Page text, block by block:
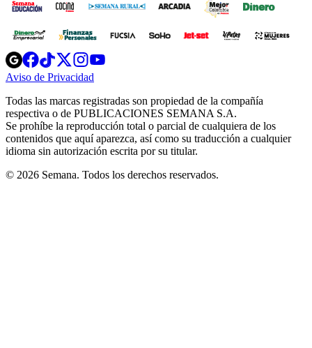
Opens
in
new
Opens
in
new
Opens
in
new
window
Opens
new
windowwindow
Aviso de Privacidad
new
window
Todas las marcas registradas son propiedad de la compañía
respectiva o de PUBLICACIONES SEMANA S.A.
Se prohíbe la reproducción total o parcial de cualquiera de los
contenidos que aquí aparezca, así como su traducción a cualquier
idioma sin autorización escrita por su titular.
© 2026 Semana. Todos los derechos reservados.